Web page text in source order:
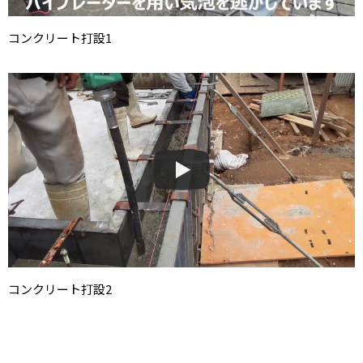
コンクリート打設1
コンクリート打設2